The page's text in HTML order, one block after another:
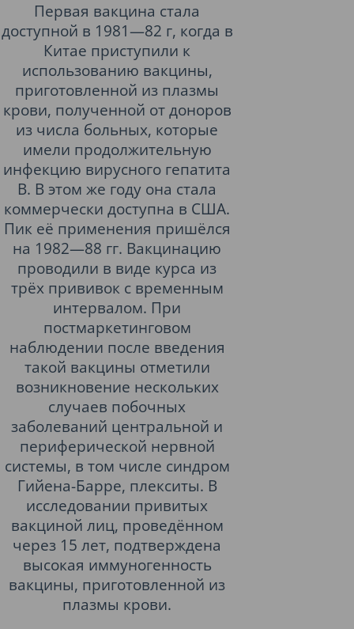
Первая вакцина стала
доступной в 1981—82 г, когда в
Китае приступили к
использованию вакцины,
приготовленной из плазмы
крови, полученной от доноров
из числа больных, которые
имели продолжительную
инфекцию вирусного гепатита
B. В этом же году она стала
коммерчески доступна в США.
Пик её применения пришёлся
на 1982—88 гг. Вакцинацию
проводили в виде курса из
трёх прививок с временным
интервалом. При
постмаркетинговом
наблюдении после введения
такой вакцины отметили
возникновение нескольких
случаев побочных
заболеваний центральной и
периферической нервной
системы, в том числе синдром
Гийена-Барре, плекситы. В
исследовании привитых
вакциной лиц, проведённом
через 15 лет, подтверждена
высокая иммуногенность
вакцины, приготовленной из
плазмы крови.